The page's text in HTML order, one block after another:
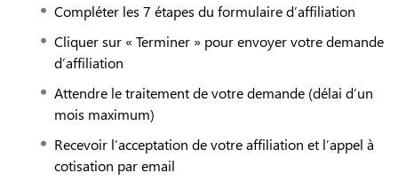
Compléter les 7 étapes du formulaire d’affiliation
Cliquer sur « Terminer » pour envoyer votre demande
d’affiliation
Attendre le traitement de votre demande (délai d’un
mois maximum)
Recevoir l’acceptation de votre affiliation et l’appel à
cotisation par email